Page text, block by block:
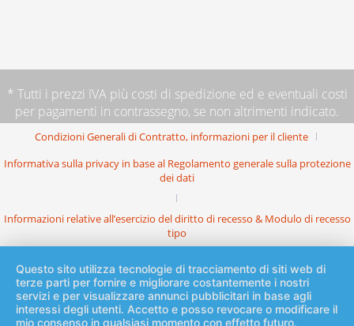
* Tutti i prezzi IVA più costi di spedizione ed e eventuali costi
per pagamenti in contrassegno, se non altrimenti indicato.
Condizioni Generali di Contratto, informazioni per il cliente
Informativa sulla privacy in base al Regolamento generale sulla protezione
dei dati
Informazioni relative all’esercizio del diritto di recesso & Modulo di recesso
tipo
Questo sito utilizza tecnologie di tracciamento di siti web di
terze parti per fornire e migliorare costantemente i nostri
servizi e per visualizzare annunci pubblicitari in base agli
interessi degli utenti. Accetto e posso revocare o modificare il
mio consenso in qualsiasi momento con effetto futuro.